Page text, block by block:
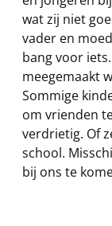
wat zij niet
vader en
bang voor
meegemaakt
Sommige
om vrienden
verdrietig. Of
school.
bij ons te